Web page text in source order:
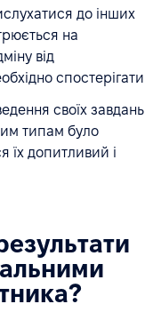
до інших
на
від
спостерігати
своїх завдань
типам було
їх допитливий і